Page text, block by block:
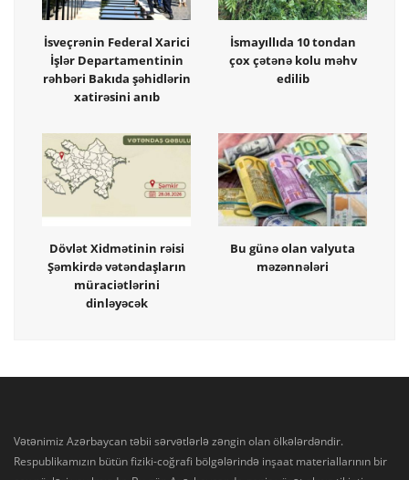
İsveçrənin Federal Xarici
İşlər Departamentinin
rəhbəri Bakıda şəhidlərin
xatirəsini anıb
İsmayıllıda 10 tondan
çox çətənə kolu məhv
edilib
Dövlət Xidmətinin rəisi
Şəmkirdə vətəndaşların
müraciətlərini
dinləyəcək
Bu günə olan valyuta
məzənnələri
Vətənimiz Azərbaycan təbii sərvətlərlə zəngin olan ölkələrdəndir.
Respublikamızın bütün fiziki-coğrafi bölgələrində inşaat materiallarının bir